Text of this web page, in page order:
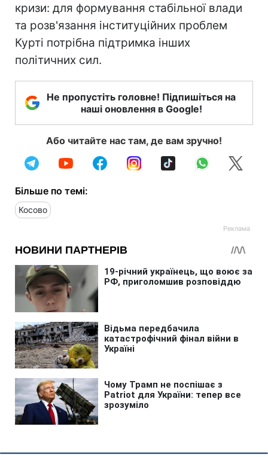
кризи: для формування стабільної влади
та розв'язання інституційних проблем
Курті потрібна підтримка інших
політичних сил.
Не пропустіть головне! Підпишіться на
наші оновлення в Google!
Або читайте нас там, де вам зручно!
Більше по темі:
Косово